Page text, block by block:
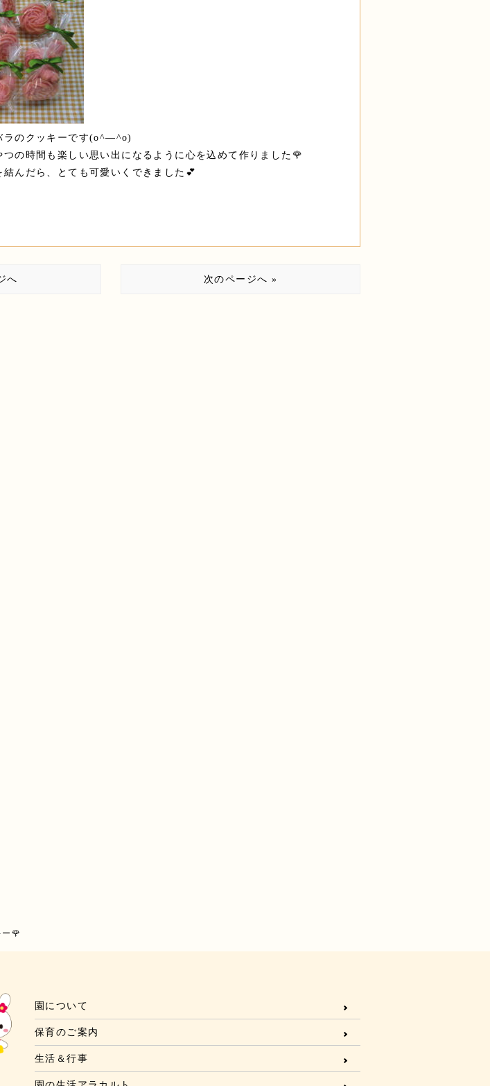
ラのクッキーです(o^―^o)
つの時間も楽しい思い出になるように心を込めて作りました🌹
んだら、とても可愛いくできました💕
へ 次のページへ »
🌹
園について
保育のご案内
生活＆行事